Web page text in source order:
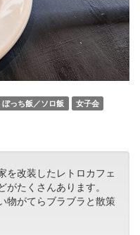
ぼっち飯／ソロ飯
女子会
を改装したレトロカフェ
たくさんあります。
物がてらブラブラと散策